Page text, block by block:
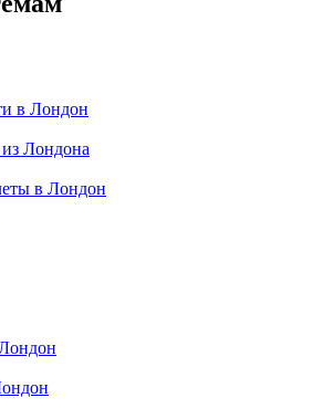
в Лондон
Лондона
в Лондон